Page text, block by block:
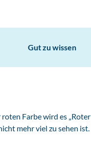
Gut zu wissen
Farbe wird es „Roter
mehr viel zu sehen ist.